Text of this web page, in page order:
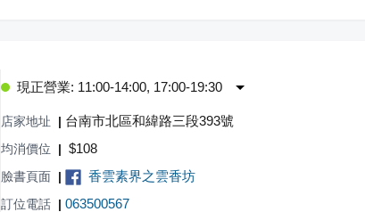
現正營業: 11:00-14:00, 17:00-19:30
店家地址 | 台南市北區和緯路三段393號
均消價位 | $108
臉書頁面 | 香雲素界之雲香坊
訂位電話 | 063500567